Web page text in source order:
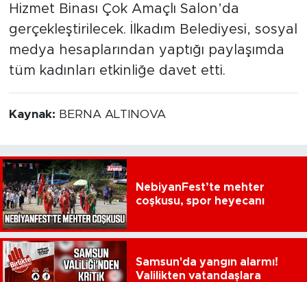
Hizmet Binası Çok Amaçlı Salon’da
gerçekleştirilecek. İlkadım Belediyesi, sosyal
medya hesaplarından yaptığı paylaşımda
tüm kadınları etkinliğe davet etti.
Kaynak: BERNA ALTINOVA
NebiyanFest’te mehter
coşkusu, spor heyecanı
Samsun'da yangın alarmı!
Valilikten vatandaşlara